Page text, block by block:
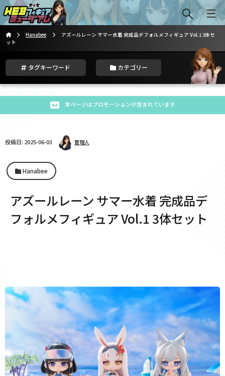
Hanabee
アズールレーン サマー水着 完成品デフォルメフィギュア Vol.1 3体セ
ット
タグキーワード カテゴリー
本ページはプロモーションが含まれています
投稿日: 2025-06-03 管理人
Hanabee
アズールレーン サマー水着 完成品デ
フォルメフィギュア Vol.1 3体セット